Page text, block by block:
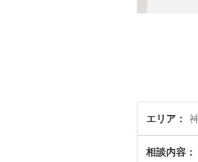
エリア
相談内容